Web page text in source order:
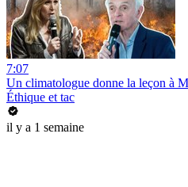
7:07
Un climatologue donne la leçon à
Éthique et tac
il y a 1 semaine